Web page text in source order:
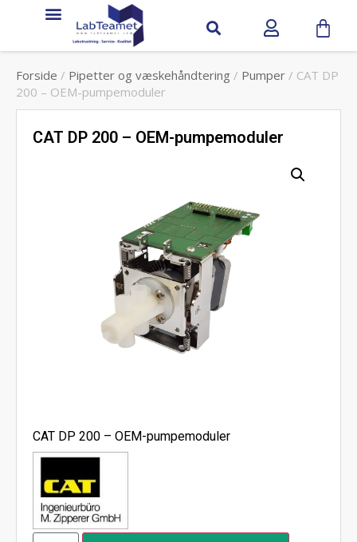
Forside / Pipetter og væskehåndtering / Pumper / CAT DP
200 – OEM-pumpemoduler
CAT DP 200 – OEM-pumpemoduler
CAT DP 200 – OEM-pumpemoduler